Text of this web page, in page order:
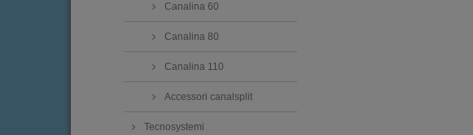
Canalina 60
Canalina 80
Canalina 110
Accessori canalsplit
Tecnosystemi